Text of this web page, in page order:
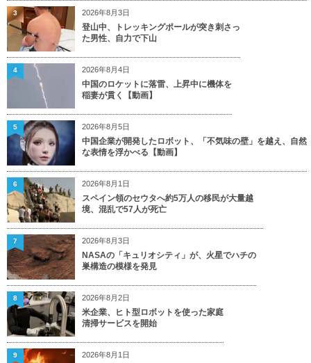
2026年8月3日
登山中、トレッキングポールが突き刺さっ
た男性、自力で下山
3
2026年8月4日
中国のロケットに落雷、上昇中に機体を
稲妻が貫く【動画】
4
2026年8月5日
中国企業が開発したロボット、「不気味の壁」を越え、自然
な表情を浮かべる【動画】
5
2026年8月1日
スペイン領のセウタへ約5万人の移民が大量越
境、混乱で57人が死亡
6
2026年8月3日
NASAの「キュリオシティ」が、火星でハチの
巣構造の模様を発見
7
2026年8月2日
米企業、ヒト型ロボットを使った家庭
清掃サービスを開始
8
2026年8月1日
9